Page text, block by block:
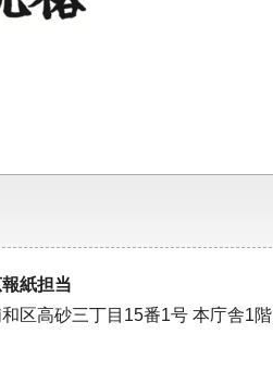
紙担当
区高砂三丁目15番1号 本庁舎1階